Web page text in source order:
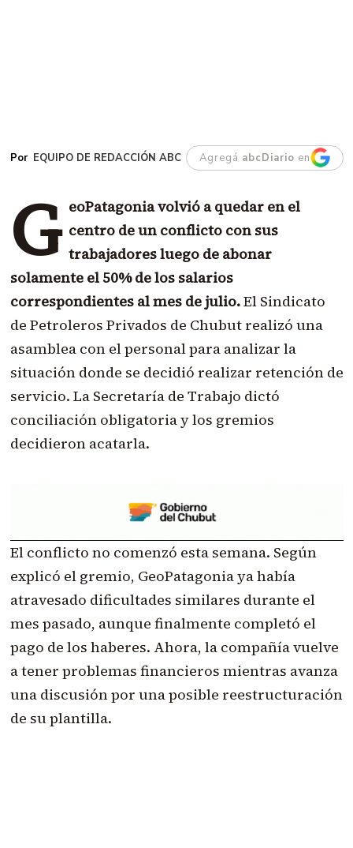
EQUIPO DE REDACCIÓN ABC Agregá abcDiario en
G eoPatagonia volvió a quedar en el
centro de un conflicto con sus
trabajadores luego de abonar
solamente el 50% de los salarios
correspondientes al mes de julio.El Sindicato
de Petroleros Privados de Chubut realizó una
asamblea con el personal para analizar la
situación donde se decidió realizar retención de
servicio. La Secretaría de Trabajo dictó
conciliación obligatoria y los gremios
decidieron acatarla.
El conflicto no comenzó esta semana. Según
explicó el gremio, GeoPatagonia ya había
atravesado dificultades similares durante el
mes pasado, aunque finalmente completó el
pago de los haberes. Ahora, la compañía vuelve
a tener problemas financieros mientras avanza
una discusión por una posible reestructuración
de su plantilla.